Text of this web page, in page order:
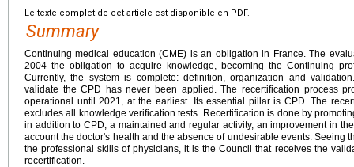
Le texte complet de cet article est disponible en PDF.
Summary
Continuing medical education (CME) is an obligation in France. The
2004 the obligation to acquire knowledge, becoming the Continuing
Currently, the system is complete: definition, organization and
validate the CPD has never been applied. The recertification process
operational until 2021, at the earliest. Its essential pillar is CPD. The
excludes all knowledge verification tests. Recertification is done by
in addition to CPD, a maintained and regular activity, an improvement in
account the doctor's health and the absence of undesirable events. Seeing
the professional skills of physicians, it is the Council that receives the
recertification.